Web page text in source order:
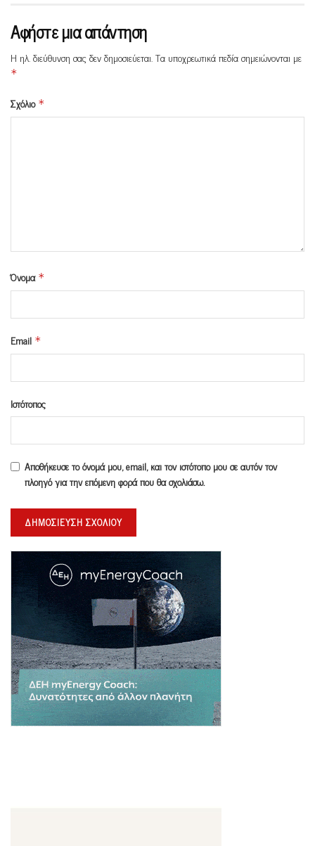
Αφήστε μια απάντηση
Η ηλ. διεύθυνση σας δεν δημοσιεύεται.Τα υποχρεωτικά πεδία σημειώνονται με
*
Σχόλιο *
Όνομα *
Email *
Ιστότοπος
Αποθήκευσε το όνομά μου, email, και τον ιστότοπο μου σε αυτόν τον
πλοηγό για την επόμενη φορά που θα σχολιάσω.